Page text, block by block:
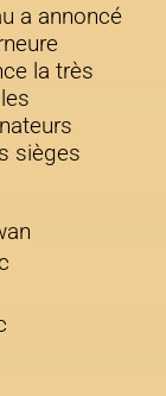
a annoncé
la très
sièges